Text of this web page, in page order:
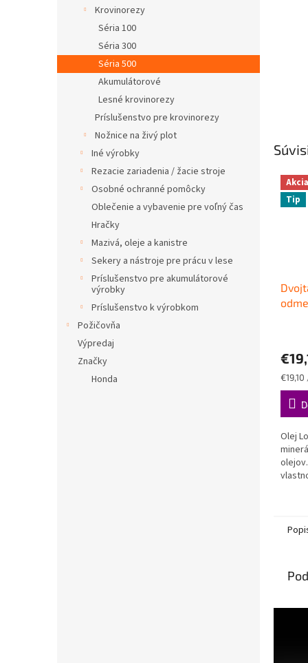
Krovinorezy
Séria 100
Séria 300
Séria 500
Akumulátorové
Lesné krovinorezy
Príslušenstvo pre krovinorezy
Nožnice na živý plot
Iné výrobky
Rezacie zariadenia / žacie stroje
Osobné ochranné pomôcky
Oblečenie a vybavenie pre voľný čas
Hračky
Mazivá, oleje a kanistre
Sekery a nástroje pre prácu v lese
Príslušenstvo pre akumulátorové
výrobky
Príslušenstvo k výrobkom
Požičovňa
Výpredaj
Značky
Honda
Akcia
Tip
cena:
€19,10
Olej